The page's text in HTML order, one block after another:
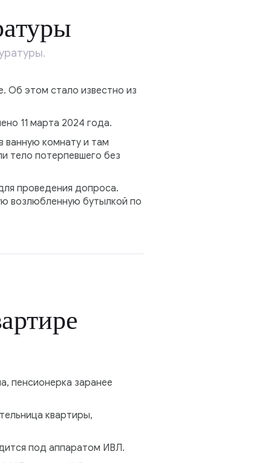
Об этом стало известно из
11 марта 2024 года.
ванную комнату и там
тело потерпевшего без
проведения допроса.
возлюбленную бутылкой по
пенсионерка заранее
квартиры,
под аппаратом ИВЛ.